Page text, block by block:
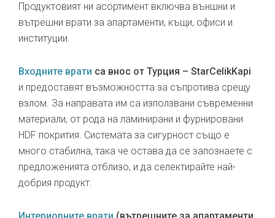
Продуктовият ни асортимент включва външни и
вътрешни врати за апартаменти, къщи, офиси и
институции.
Входните врати са внос от Турция – StarCelikKapi
и предоставят възможността за съпротива срещу
взлом. За направата им са използвани съвременни
материали, от рода на ламинирани и фурнировани
HDF покрития. Системата за сигурност също е
много стабилна, така че остава да се запознаете с
предложенията отблизо, и да селектирайте най-
добрия продукт.